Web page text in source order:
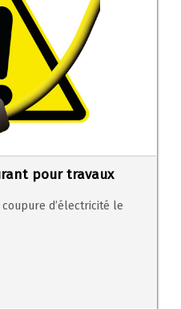
pour travaux
coupure d’électricité le